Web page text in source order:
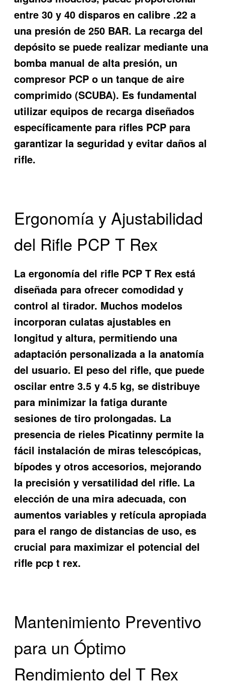
entre 30 y 40 disparos en calibre .22 a
una presión de 250 BAR. La recarga del
depósito se puede realizar mediante una
bomba manual de alta presión, un
compresor PCP o un tanque de aire
comprimido (SCUBA). Es fundamental
utilizar equipos de recarga diseñados
específicamente para rifles PCP para
garantizar la seguridad y evitar daños al
rifle.
Ergonomía y Ajustabilidad
del Rifle PCP T Rex
La ergonomía del rifle PCP T Rex está
diseñada para ofrecer comodidad y
control al tirador. Muchos modelos
incorporan culatas ajustables en
longitud y altura, permitiendo una
adaptación personalizada a la anatomía
del usuario. El peso del rifle, que puede
oscilar entre 3.5 y 4.5 kg, se distribuye
para minimizar la fatiga durante
sesiones de tiro prolongadas. La
presencia de rieles Picatinny permite la
fácil instalación de miras telescópicas,
bípodes y otros accesorios, mejorando
la precisión y versatilidad del rifle. La
elección de una mira adecuada, con
aumentos variables y retícula apropiada
para el rango de distancias de uso, es
crucial para maximizar el potencial del
rifle pcp t rex.
Mantenimiento Preventivo
para un Óptimo
Rendimiento del T Rex